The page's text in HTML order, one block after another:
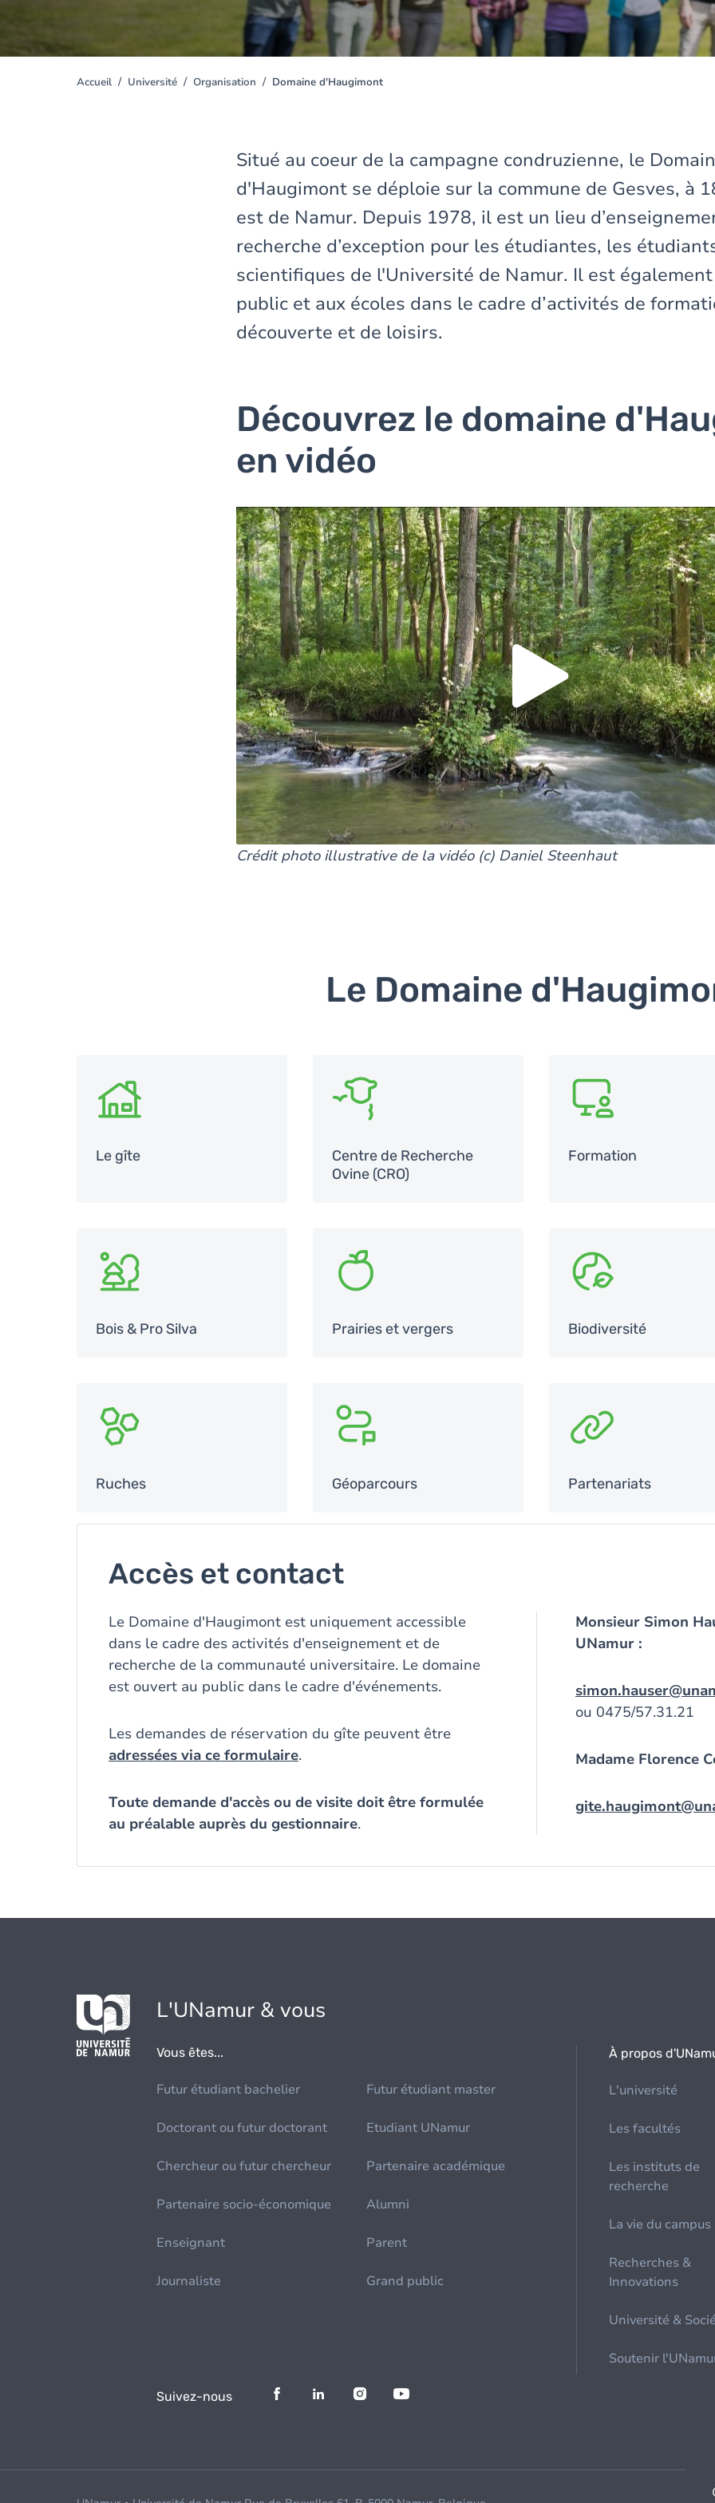
You
Accueil Université Organisation Domaine d'Haugimont
Situé au coeur de la campagne condruzienne, le
d'Haugimont se déploie sur la commune de Gesves, à
est de Namur. Depuis 1978, il est un lieu
recherche d’exception pour les étudiantes, les
scientifiques de l'Université de Namur. Il est
public et aux écoles dans le cadre d’activités de
découverte et de loisirs.
Découvrez le domaine
en vidéo
Vous devez accepter les cookiesYoutubepour pouvoir lire la
Acceptez-vous les cookiesYoutube?
Oui
Toujours
Manage privacy settings
Crédit photo illustrative de la vidéo (c) Daniel Steenhaut
Le Domaine
SVG
Le gîte
SVG
Centre de Recherche
Ovine (CRO)
SVG
Formation
SVG
Bois & Pro Silva
SVG
Prairies et vergers
SVG
Biodiversité
SVG
Ruches
SVG
Géoparcours
SVG
Partenariats
Accès et contact
Le Domaine d'Haugimont est uniquement accessible
dans le cadre des activités d'enseignement et de
recherche de la communauté universitaire. Le domaine
est ouvert au public dans le cadre d'événements.
Les demandes de réservation du gîte peuvent être
adressées via ce formulaire.
Toute demande d'accès ou de visite doit être formulée
au préalable auprès du gestionnaire.
Monsieur Simon
UNamur :
ou 0475/57.31.21
Madame Florence
L'UNamur & vous
Vous êtes...
Futur étudiant bachelier Futur étudiant master
Doctorant ou futur doctorant Etudiant UNamur
Chercheur ou futur chercheur Partenaire académique
Partenaire socio-économique Alumni
Enseignant Parent
Journaliste Grand public
À propos
L'université
Les facultés
Les instituts de
recherche
La vie du campus
Recherches &
Innovations
Université &
Soutenir
Suivez-nous